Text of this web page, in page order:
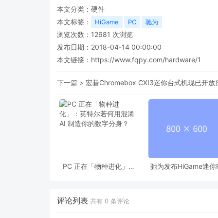
本文分类： 硬件
本文标签：
HiGame PC 驰为
浏览次数： 12681 次浏览
发布日期：2018-04-14 00:00:00
本文链接： https://www.fqpy.com/hardware/1
下一篇 > 宏碁Chromebox CXI3迷你台式机现已开放
PC 正在「物种进化」：
驰为发布HiGame迷你
评论列表 共有 0 条评论